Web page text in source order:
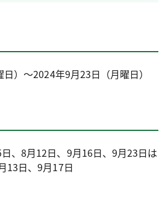
）～2024年9月23日（月曜日）
、8月12日、9月16日、9月23日は
13日、9月17日